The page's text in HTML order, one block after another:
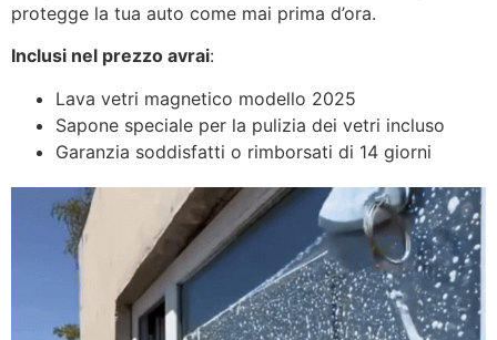
protegge la tua auto come mai prima d’ora.
Inclusi nel prezzo avrai:
Lava vetri magnetico modello 2025
Sapone speciale per la pulizia dei vetri incluso
Garanzia soddisfatti o rimborsati di 14 giorni